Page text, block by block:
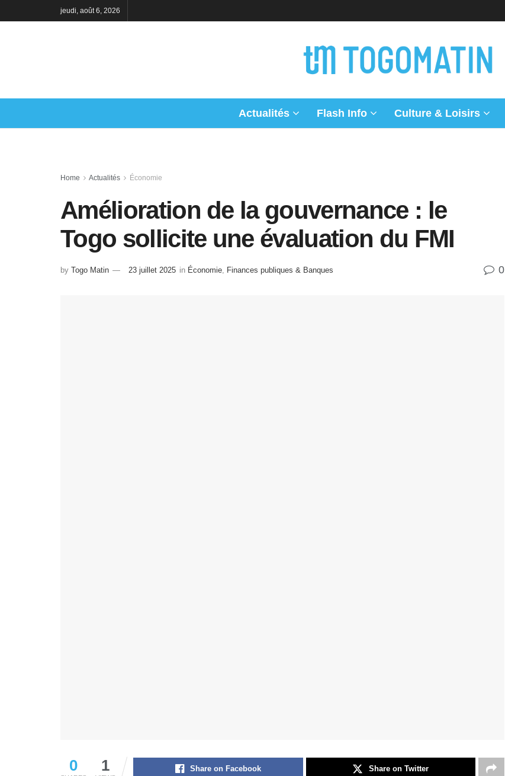
jeudi, août 6, 2026
Actualités Flash Info Culture & Loisirs
Home Actualités Économie
Amélioration de la gouvernance : le
Togo sollicite une évaluation du FMI
by Togo Matin 23 juillet 2025 in Économie Finances publiques & Banques 0
0 1 Share on Facebook Share on Twitter